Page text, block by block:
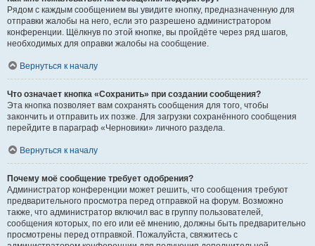
Рядом с каждым сообщением вы увидите кнопку, предназначенную для
отправки жалобы на него, если это разрешено администратором
конференции. Щёлкнув по этой кнопке, вы пройдёте через ряд шагов,
необходимых для оправки жалобы на сообщение.
Вернуться к началу
Что означает кнопка «Сохранить» при создании сообщения?
Эта кнопка позволяет вам сохранять сообщения для того, чтобы
закончить и отправить их позже. Для загрузки сохранённого сообщения
перейдите в параграф «Черновики» личного раздела.
Вернуться к началу
Почему моё сообщение требует одобрения?
Администратор конференции может решить, что сообщения требуют
предварительного просмотра перед отправкой на форум. Возможно
также, что администратор включил вас в группу пользователей,
сообщения которых, по его или её мнению, должны быть предварительно
просмотрены перед отправкой. Пожалуйста, свяжитесь с